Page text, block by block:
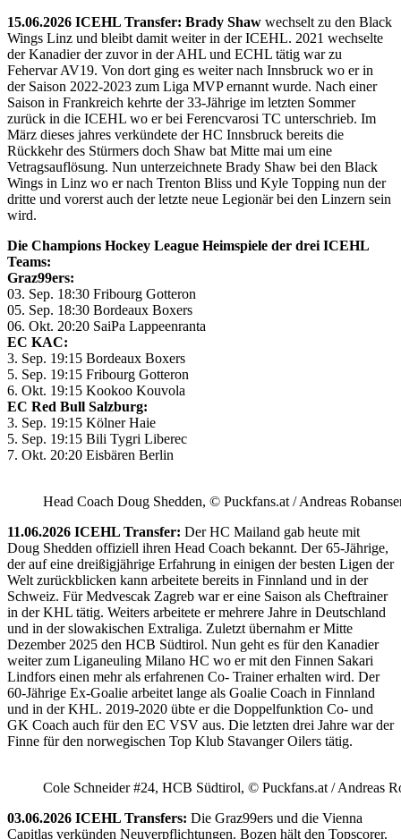
15.06.2026 ICEHL Transfer: Brady Shaw wechselt zu den Black
Wings Linz und bleibt damit weiter in der ICEHL. 2021 wechselte
der Kanadier der zuvor in der AHL und ECHL tätig war zu
Fehervar AV19. Von dort ging es weiter nach Innsbruck wo er in
der Saison 2022-2023 zum Liga MVP ernannt wurde. Nach einer
Saison in Frankreich kehrte der 33-Jährige im letzten Sommer
zurück in die ICEHL wo er bei Ferencvarosi TC unterschrieb. Im
März dieses jahres verkündete der HC Innsbruck bereits die
Rückkehr des Stürmers doch Shaw bat Mitte mai um eine
Vetragsauflösung. Nun unterzeichnete Brady Shaw bei den Black
Wings in Linz wo er nach Trenton Bliss und Kyle Topping nun der
dritte und vorerst auch der letzte neue Legionär bei den Linzern sein
wird.
Die Champions Hockey League Heimspiele der drei ICEHL
Teams:
Graz99ers:
03. Sep. 18:30 Fribourg Gotteron
05. Sep. 18:30 Bordeaux Boxers
06. Okt. 20:20 SaiPa Lappeenranta
EC KAC:
3. Sep. 19:15 Bordeaux Boxers
5. Sep. 19:15 Fribourg Gotteron
6. Okt. 19:15 Kookoo Kouvola
EC Red Bull Salzburg:
3. Sep. 19:15 Kölner Haie
5. Sep. 19:15 Bili Tygri Liberec
7. Okt. 20:20 Eisbären Berlin
Head Coach Doug Shedden, © Puckfans.at / Andreas
11.06.2026 ICEHL Transfer: Der HC Mailand gab heute mit
Doug Shedden offiziell ihren Head Coach bekannt. Der 65-Jährige,
der auf eine dreißigjährige Erfahrung in einigen der besten Ligen der
Welt zurückblicken kann arbeitete bereits in Finnland und in der
Schweiz. Für Medvescak Zagreb war er eine Saison als Cheftrainer
in der KHL tätig. Weiters arbeitete er mehrere Jahre in Deutschland
und in der slowakischen Extraliga. Zuletzt übernahm er Mitte
Dezember 2025 den HCB Südtirol. Nun geht es für den Kanadier
weiter zum Liganeuling Milano HC wo er mit den Finnen Sakari
Lindfors einen mehr als erfahrenen Co- Trainer erhalten wird. Der
60-Jährige Ex-Goalie arbeitet lange als Goalie Coach in Finnland
und in der KHL. 2019-2020 übte er die Doppelfunktion Co- und
GK Coach auch für den EC VSV aus. Die letzten drei Jahre war der
Finne für den norwegischen Top Klub Stavanger Oilers tätig.
Cole Schneider #24, HCB Südtirol, © Puckfans.at / Andreas
03.06.2026 ICEHL Transfers: Die Graz99ers und die Vienna
Capitlas verkünden Neuverpflichtungen. Bozen hält den Topscorer.